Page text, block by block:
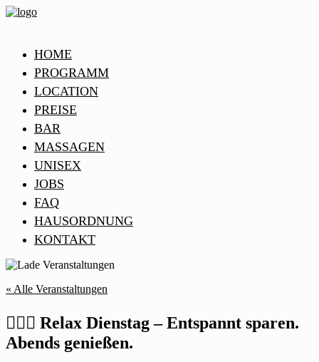
HOME
PROGRAMM
LOCATION
PREISE
BAR
MASSAGEN
UNISEX
JOBS
FAQ
HAUSORDNUNG
KONTAKT
« Alle Veranstaltungen
🧖‍♂️✨ Relax Dienstag – Entspannt sparen.
Abends genießen.